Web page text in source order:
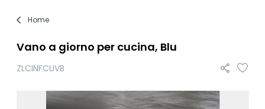
Home
Vano a giorno per cucina, Blu
ZLCINFCUVB